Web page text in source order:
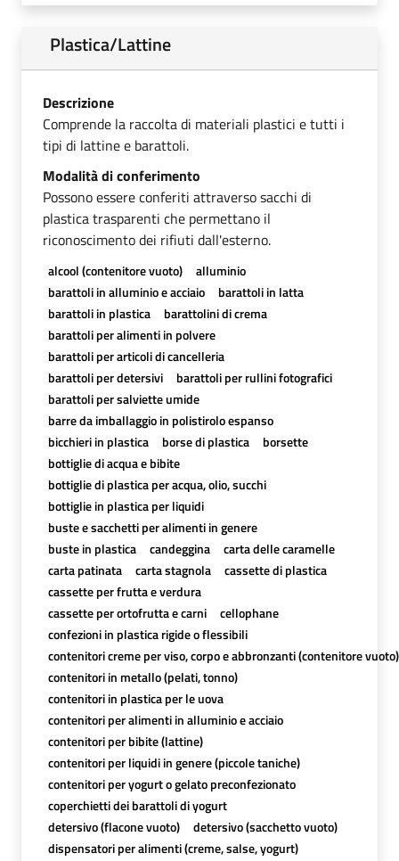
Plastica/Lattine
Descrizione
Comprende la raccolta di materiali plastici e tutti i
tipi di lattine e barattoli.
Modalità di conferimento
Possono essere conferiti attraverso sacchi di
plastica trasparenti che permettano il
riconoscimento dei rifiuti dall'esterno.
alcool (contenitore vuoto)
alluminio
barattoli in alluminio e acciaio
barattoli in latta
barattoli in plastica
barattolini di crema
barattoli per alimenti in polvere
barattoli per articoli di cancelleria
barattoli per detersivi
barattoli per rullini fotografici
barattoli per salviette umide
barre da imballaggio in polistirolo espanso
bicchieri in plastica
borse di plastica
borsette
bottiglie di acqua e bibite
bottiglie di plastica per acqua, olio, succhi
bottiglie in plastica per liquidi
buste e sacchetti per alimenti in genere
buste in plastica
candeggina
carta delle caramelle
carta patinata
carta stagnola
cassette di plastica
cassette per frutta e verdura
cassette per ortofrutta e carni
cellophane
confezioni in plastica rigide o flessibili
contenitori creme per viso, corpo e abbronzanti (contenitore vuoto)
contenitori in metallo (pelati, tonno)
contenitori in plastica per le uova
contenitori per alimenti in alluminio e acciaio
contenitori per bibite (lattine)
contenitori per liquidi in genere (piccole taniche)
contenitori per yogurt o gelato preconfezionato
coperchietti dei barattoli di yogurt
detersivo (flacone vuoto)
detersivo (sacchetto vuoto)
dispensatori per alimenti (creme, salse, yogurt)